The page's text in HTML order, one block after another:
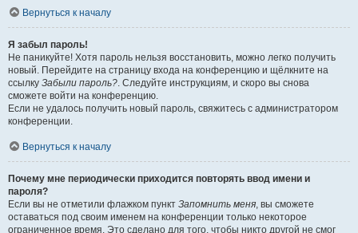
Вернуться к началу
Я забыл пароль!
Не паникуйте! Хотя пароль нельзя восстановить, можно легко получить
новый. Перейдите на страницу входа на конференцию и щёлкните на
ссылку Забыли пароль?. Следуйте инструкциям, и скоро вы снова
сможете войти на конференцию.
Если не удалось получить новый пароль, свяжитесь с администратором
конференции.
Вернуться к началу
Почему мне периодически приходится повторять ввод имени и
пароля?
Если вы не отметили флажком пункт Запомнить меня, вы сможете
оставаться под своим именем на конференции только некоторое
ограниченное время. Это сделано для того, чтобы никто другой не смог